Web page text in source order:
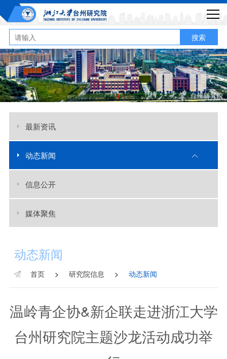
搜索
最新资讯
动态新闻
信息公开
媒体聚焦
动态新闻
首页 > 研究院信息 > 动态新闻
温岭青企协&新企联走进浙江大学
台州研究院主题沙龙活动成功举